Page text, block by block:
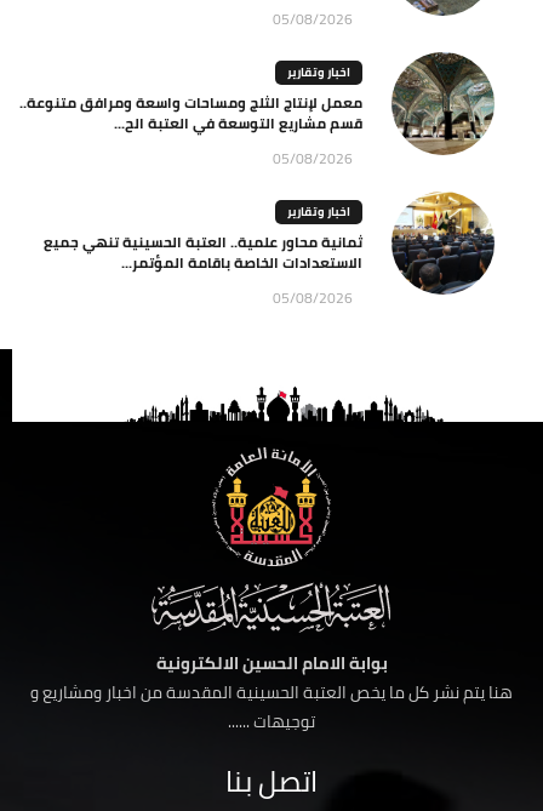
05/08/2026
اخبار وتقارير
معمل لإنتاج الثلج ومساحات واسعة ومرافق متنوعة..
قسم مشاريع التوسعة في العتبة الح...
05/08/2026
اخبار وتقارير
ثمانية محاور علمية.. العتبة الحسينية تنهي جميع
الاستعدادات الخاصة باقامة المؤتمر...
05/08/2026
بوابة الامام الحسين الالكترونية
هنا يتم نشر كل ما يخص العتبة الحسينية المقدسة من اخبار ومشاريع و
توجيهات ......
اتصل بنا